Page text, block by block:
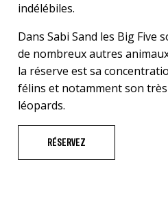
indélébiles.
Dans Sabi Sand les Big Five
de nombreux autres
la réserve est sa
félins et notamment son
léopards.
RÉSERVEZ